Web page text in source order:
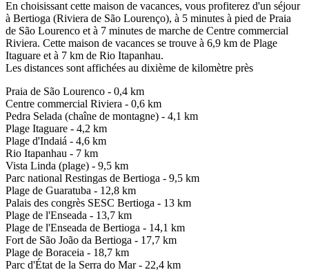
En choisissant cette maison de vacances, vous profiterez d'un séjour
à Bertioga (Riviera de São Lourenço), à 5 minutes à pied de Praia
de São Lourenco et à 7 minutes de marche de Centre commercial
Riviera. Cette maison de vacances se trouve à 6,9 km de Plage
Itaguare et à 7 km de Rio Itapanhau.
Les distances sont affichées au dixième de kilomètre près
Praia de São Lourenco - 0,4 km
Centre commercial Riviera - 0,6 km
Pedra Selada (chaîne de montagne) - 4,1 km
Plage Itaguare - 4,2 km
Plage d'Indaiá - 4,6 km
Rio Itapanhau - 7 km
Vista Linda (plage) - 9,5 km
Parc national Restingas de Bertioga - 9,5 km
Plage de Guaratuba - 12,8 km
Palais des congrès SESC Bertioga - 13 km
Plage de l'Enseada - 13,7 km
Plage de l'Enseada de Bertioga - 14,1 km
Fort de São João da Bertioga - 17,7 km
Plage de Boraceia - 18,7 km
Parc d'État de la Serra do Mar - 22,4 km